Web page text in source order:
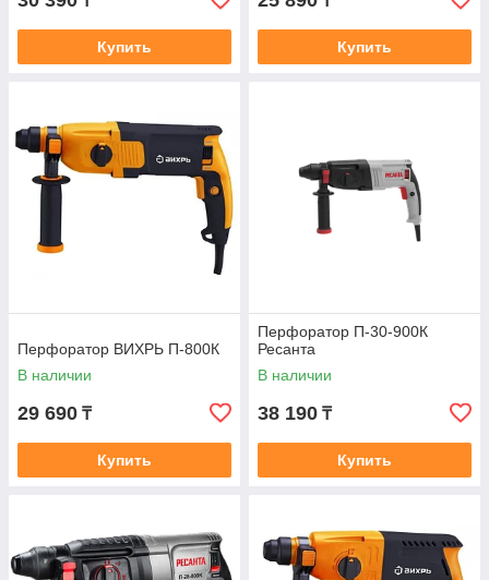
Купить Купить
Перфоратор ВИХРЬ П-800К
В наличии
29 690 ₸
Купить
Перфоратор П-30-900К
Ресанта
В наличии
38 190 ₸
Купить